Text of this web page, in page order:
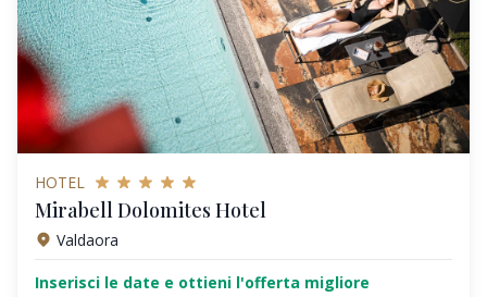
HOTEL
Mirabell Dolomites Hotel
Valdaora
Inserisci le date e ottieni l'offerta migliore